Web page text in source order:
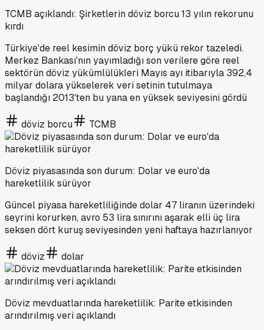
TCMB açıklandı: Şirketlerin döviz borcu 13 yılın rekorunu
kırdı
Türkiye'de reel kesimin döviz borç yükü rekor tazeledi.
Merkez Bankası'nın yayımladığı son verilere göre reel
sektörün döviz yükümlülükleri Mayıs ayı itibarıyla 392,4
milyar dolara yükselerek veri setinin tutulmaya
başlandığı 2013'ten bu yana en yüksek seviyesini gördü
döviz borcu TCMB
Döviz piyasasında son durum: Dolar ve euro'da
hareketlilik sürüyor
Güncel piyasa hareketliliğinde dolar 47 liranın üzerindeki
seyrini korurken, avro 53 lira sınırını aşarak elli üç lira
seksen dört kuruş seviyesinden yeni haftaya hazırlanıyor
döviz dolar
Döviz mevduatlarında hareketlilik: Parite etkisinden
arındırılmış veri açıklandı